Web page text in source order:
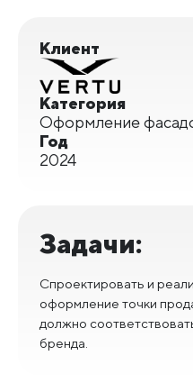
Клиент
Категория
Оформление
Год
2024
Задачи:
Спроектировать и
оформление точки
должно
бренда.